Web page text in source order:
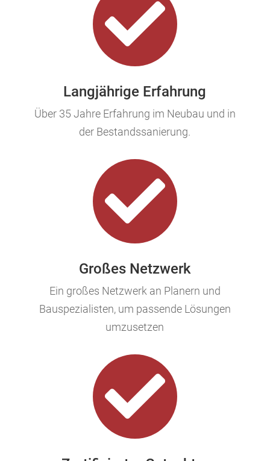

Langjährige Erfahrung
Über 35 Jahre Erfahrung im Neubau und in
der Bestandssanierung.

Großes Netzwerk
Ein großes Netzwerk an Planern und
Bauspezialisten, um passende Lösungen
umzusetzen
